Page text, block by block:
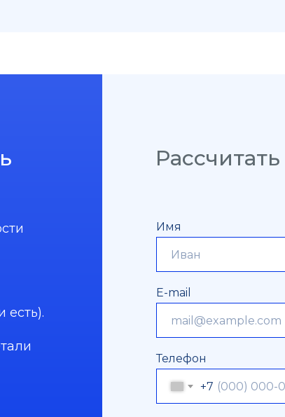
есть).
Имя
E-mail
Телефон
+7